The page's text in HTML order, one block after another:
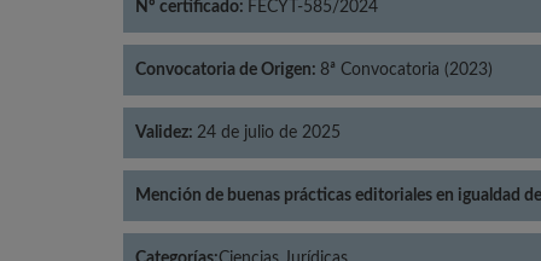
Nº certificado: FECYT-585/2024
Convocatoria de Origen: 8ª Convocatoria (2023)
Validez: 24 de julio de 2025
Mención de buenas prácticas editoriales en igualdad